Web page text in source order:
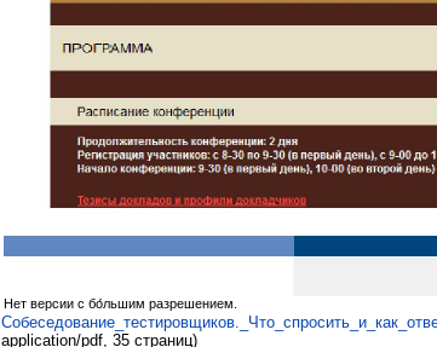
Нет версии с бо́льшим разрешением.
application/pdf, 35 страниц)